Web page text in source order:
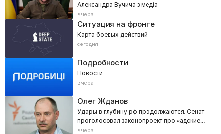
Александра Вучича з медіа
вчера
Ситуация на фронте
Карта боевых действий
сегодня
Подробности
Новости
вчера
Олег Жданов
Удары в глубину рф продолжаются. Сенат
проголосовал законопроект про «адские
санкции»
вчера